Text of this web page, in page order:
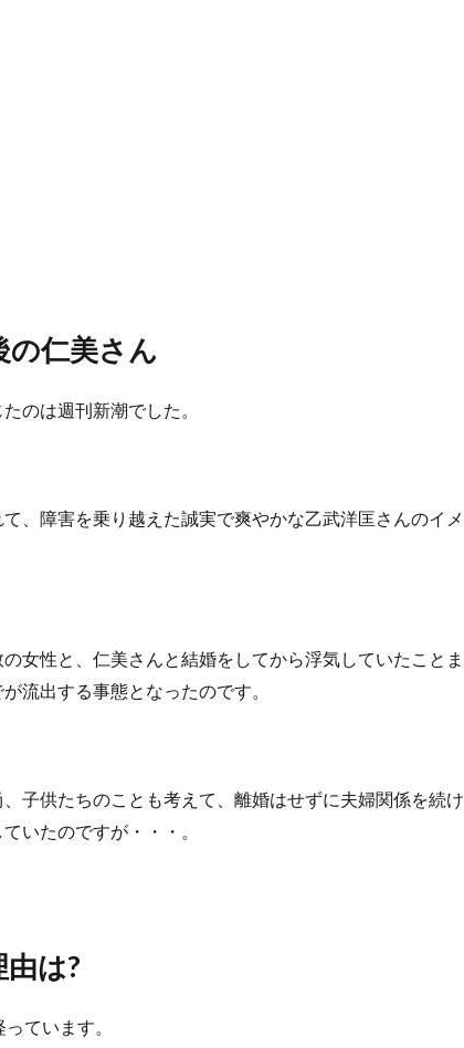
の仁美さん
のは週刊新潮でした。
、障害を乗り越えた誠実で爽やかな乙武洋匡さんのイメ
女性と、仁美さんと結婚をしてから浮気していたことま
流出する事態となったのです。
子供たちのことも考えて、離婚はせずに夫婦関係を続け
いたのですが・・・。
は?
ています。